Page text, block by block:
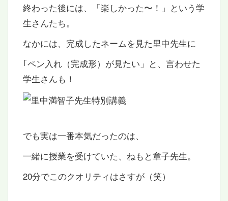
終わった後には、「楽しかった〜！」という学
生さんたち。
なかには、完成したネームを見た里中先生に
｢ペン入れ（完成形）が見たい」と、言わせた
学生さんも！
でも実は一番本気だったのは、
一緒に授業を受けていた、ねもと章子先生。
20分でこのクオリティはさすが（笑）